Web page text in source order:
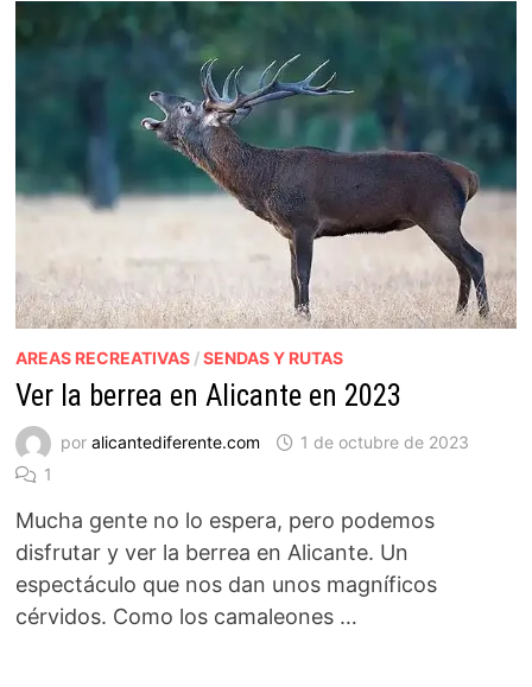
AREAS RECREATIVAS/SENDAS Y RUTAS
Ver la berrea en Alicante en 2023
por alicantediferente.com
1 de octubre de 2023
1
Mucha gente no lo espera, pero podemos
disfrutar y ver la berrea en Alicante. Un
espectáculo que nos dan unos magníficos
cérvidos. Como los camaleones …